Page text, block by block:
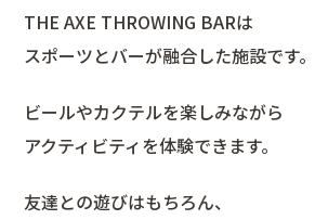
THE AXE THROWING BARは
スポーツとバーが融合した施設です。
ビールやカクテルを楽しみながら
アクティビティを体験できます。
友達との遊びはもちろん、